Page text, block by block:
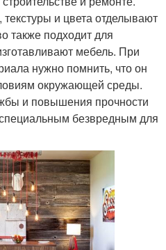
и цвета отделывают
также подходит для
мебель. При
нужно помнить, что он
окружающей среды.
и повышения прочности
безвредным для